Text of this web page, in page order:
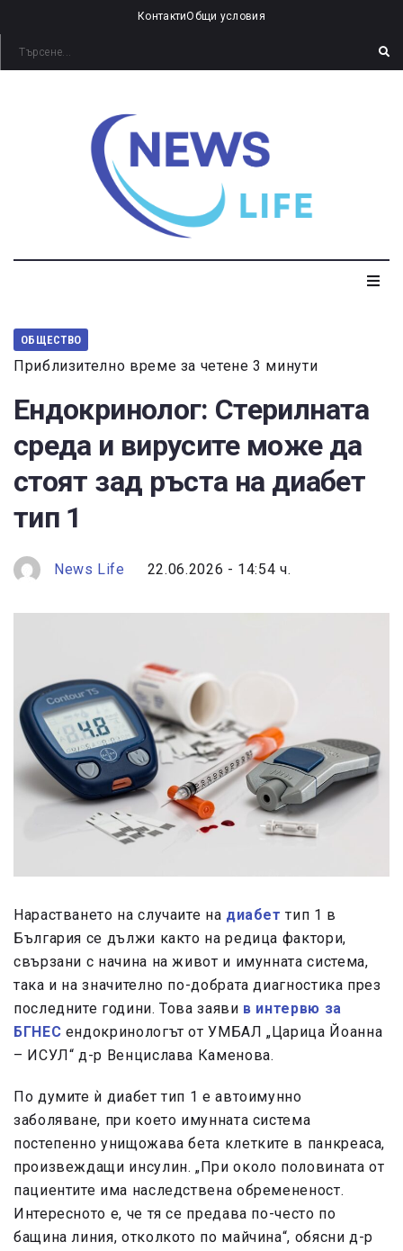
КонтактиОбщи условия
ОБЩЕСТВО
Приблизително време за четене 3 минути
Ендокринолог: Стерилната
среда и вирусите може да
стоят зад ръста на диабет
тип 1
News Life 22.06.2026 - 14:54 ч.
Нарастването на случаите на диабет тип 1 в
България се дължи както на редица фактори,
свързани с начина на живот и имунната система,
така и на значително по-добрата диагностика през
последните години. Това заяви в интервю за
БГНЕС ендокринологът от УМБАЛ „Царица Йоанна
– ИСУЛ“ д-р Венцислава Каменова.
По думите ѝ диабет тип 1 е автоимунно
заболяване, при което имунната система
постепенно унищожава бета клетките в панкреаса,
произвеждащи инсулин. „При около половината от
пациентите има наследствена обремененост.
Интересното е, че тя се предава по-често по
бащина линия, отколкото по майчина“, обясни д-р